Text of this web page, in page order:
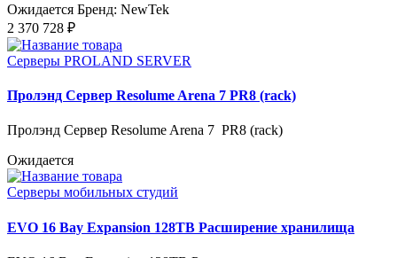
Ожидается Бренд: NewTek
2 370 728 ₽
Серверы PROLAND SERVER
Пролэнд Сервер Resolume Arena 7 PR8 (rack)
Пролэнд Сервер Resolume Arena 7 PR8 (rack)
Ожидается
Серверы мобильных студий
EVO 16 Bay Expansion 128TB Расширение хранилища